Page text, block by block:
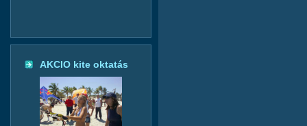
AKCIO kite oktatás